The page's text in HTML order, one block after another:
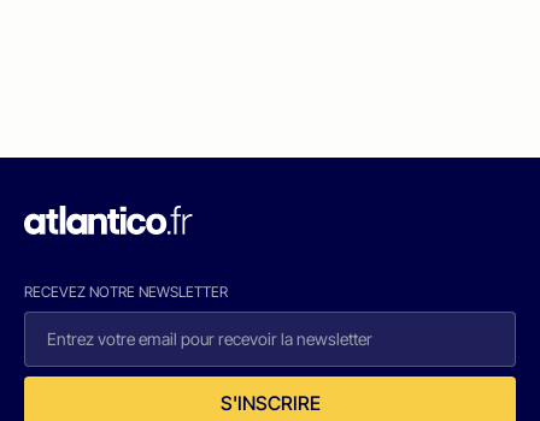
RECEVEZ NOTRE NEWSLETTER
S'INSCRIRE